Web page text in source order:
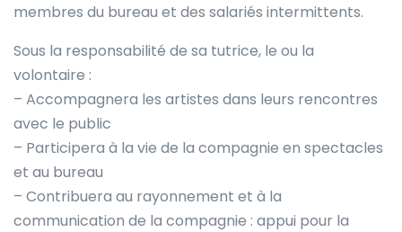
membres du bureau et des salariés intermittents.
Sous la responsabilité de sa tutrice, le ou la
volontaire :
– Accompagnera les artistes dans leurs rencontres
avec le public
– Participera à la vie de la compagnie en spectacles
et au bureau
– Contribuera au rayonnement et à la
communication de la compagnie : appui pour la